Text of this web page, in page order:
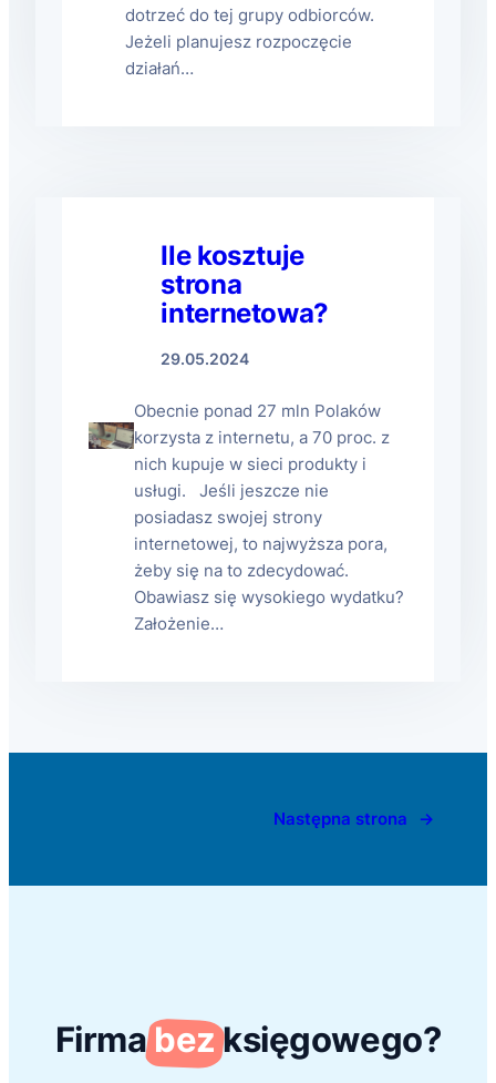
dotrzeć do tej grupy odbiorców.
Jeżeli planujesz rozpoczęcie
działań…
Ile kosztuje
strona
internetowa?
29.05.2024
Obecnie ponad 27 mln Polaków
korzysta z internetu, a 70 proc. z
nich kupuje w sieci produkty i
usługi. Jeśli jeszcze nie
posiadasz swojej strony
internetowej, to najwyższa pora,
żeby się na to zdecydować.
Obawiasz się wysokiego wydatku?
Założenie…
Następna strona →
Firmabezksięgowego?